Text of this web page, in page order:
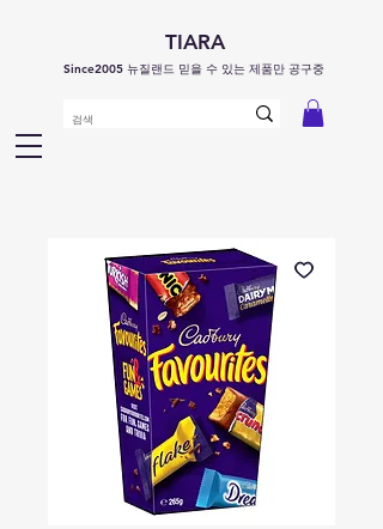
TIARA
Since2005 뉴질랜드 믿을 수 있는 제품만 공구중